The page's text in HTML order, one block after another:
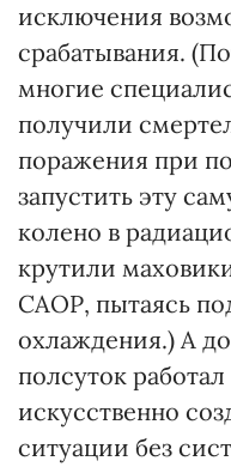
исключения
срабатывания.
многие
получили
поражения при
запустить эту
колено в
крутили
САОР, пытаясь
охлаждения.) А
полсуток
искусственно
ситуации без